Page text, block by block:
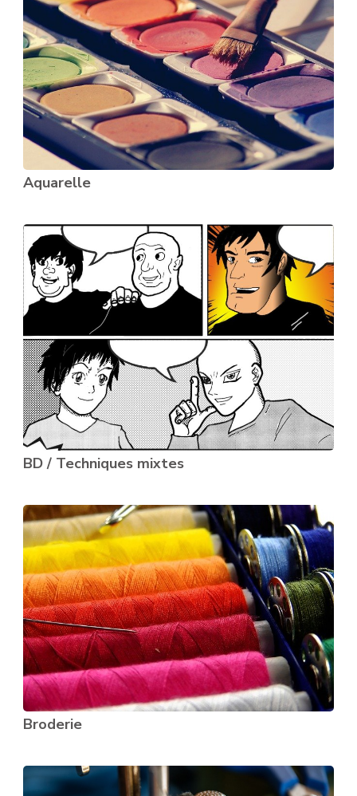
Aquarelle
BD / Techniques mixtes
Broderie